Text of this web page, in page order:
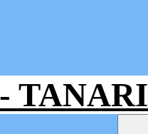
TANARI